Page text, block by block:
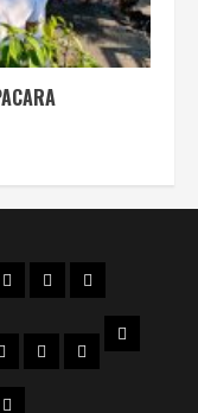
AKREDITASI
SERTIFIKAT
FILOSOFI
LOGO
WKSWKS
VISI
PENGUMUMAN